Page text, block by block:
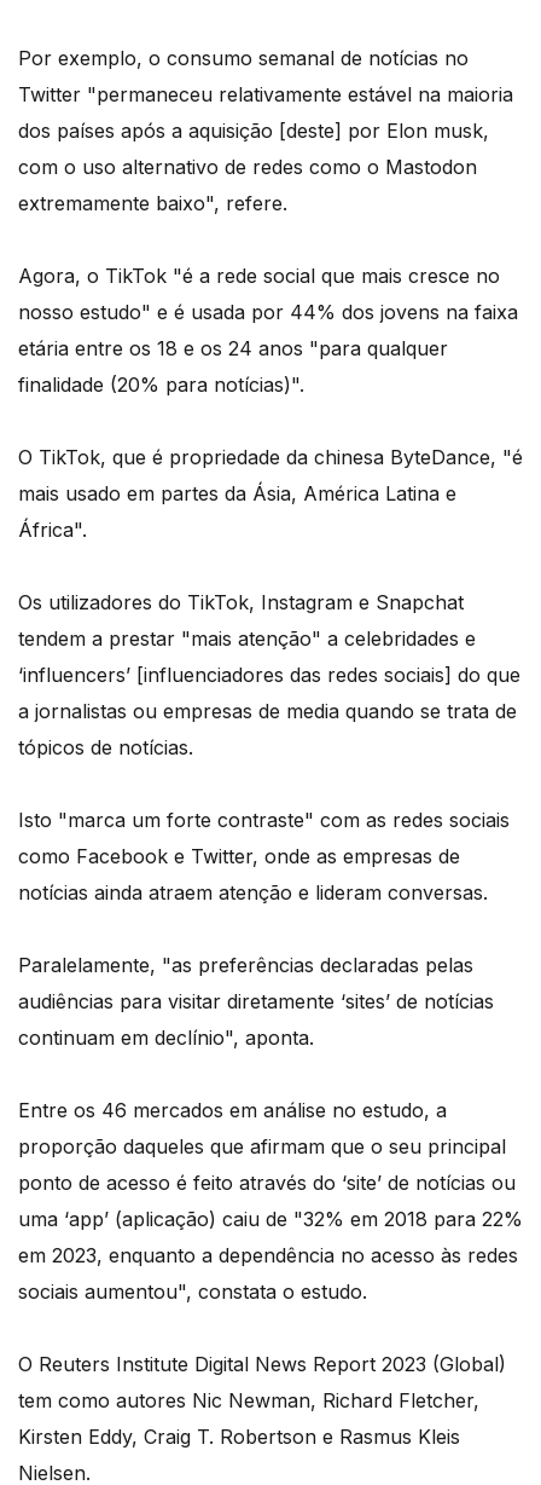
Por exemplo, o consumo semanal de notícias no
Twitter "permaneceu relativamente estável na maioria
dos países após a aquisição [deste] por Elon musk,
com o uso alternativo de redes como o Mastodon
extremamente baixo", refere.
Agora, o TikTok "é a rede social que mais cresce no
nosso estudo" e é usada por 44% dos jovens na faixa
etária entre os 18 e os 24 anos "para qualquer
finalidade (20% para notícias)".
O TikTok, que é propriedade da chinesa ByteDance, "é
mais usado em partes da Ásia, América Latina e
África".
Os utilizadores do TikTok, Instagram e Snapchat
tendem a prestar "mais atenção" a celebridades e
‘influencers’ [influenciadores das redes sociais] do que
a jornalistas ou empresas de media quando se trata de
tópicos de notícias.
Isto "marca um forte contraste" com as redes sociais
como Facebook e Twitter, onde as empresas de
notícias ainda atraem atenção e lideram conversas.
Paralelamente, "as preferências declaradas pelas
audiências para visitar diretamente ‘sites’ de notícias
continuam em declínio", aponta.
Entre os 46 mercados em análise no estudo, a
proporção daqueles que afirmam que o seu principal
ponto de acesso é feito através do ‘site’ de notícias ou
uma ‘app’ (aplicação) caiu de "32% em 2018 para 22%
em 2023, enquanto a dependência no acesso às redes
sociais aumentou", constata o estudo.
O Reuters Institute Digital News Report 2023 (Global)
tem como autores Nic Newman, Richard Fletcher,
Kirsten Eddy, Craig T. Robertson e Rasmus Kleis
Nielsen.